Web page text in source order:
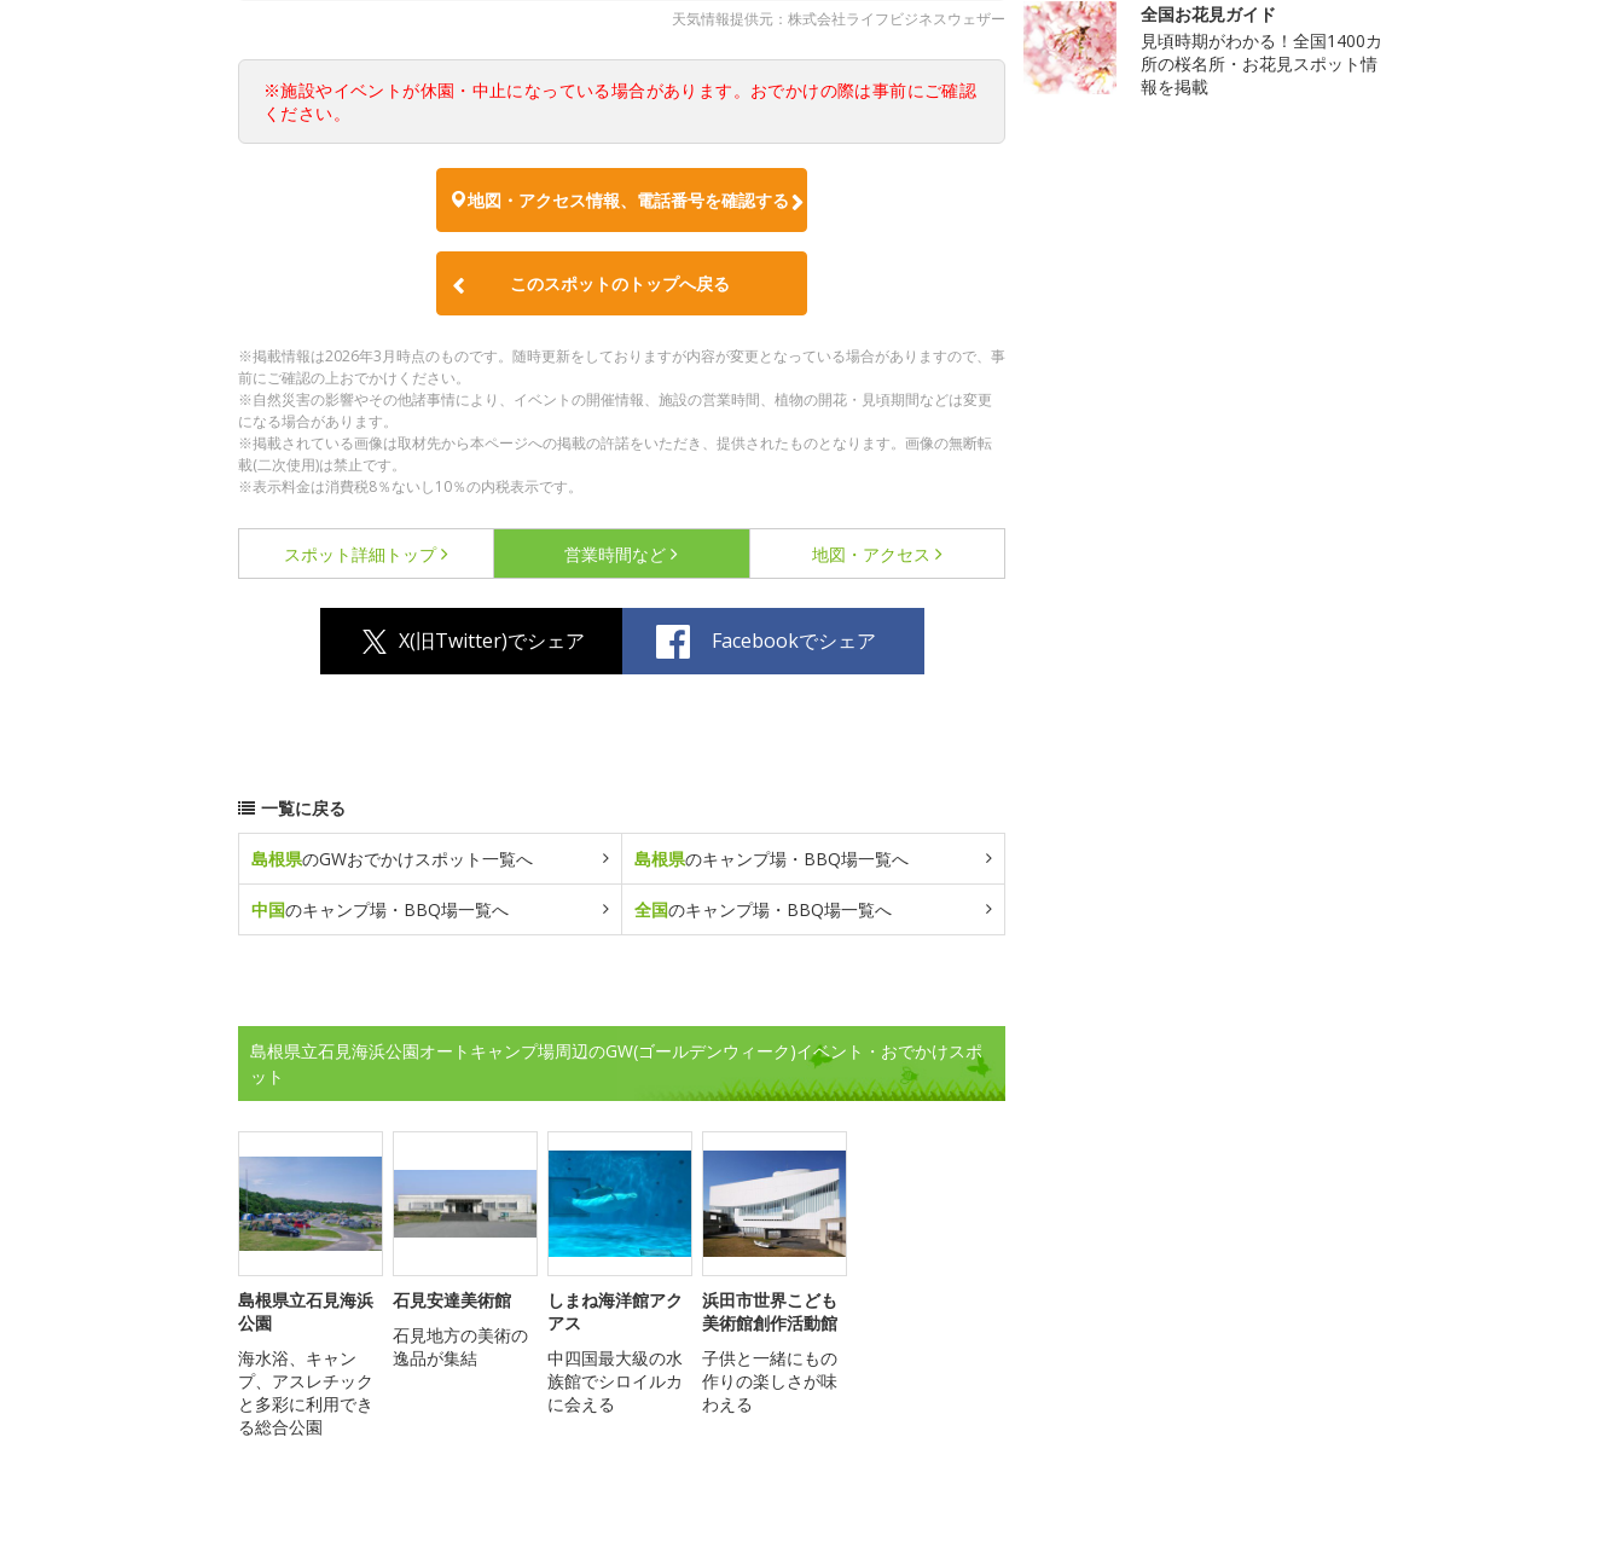
天気情報提供元：株式会社ライフビジネスウェザー
※施設やイベントが休園・中止になっている場合があります。おでかけの際は事前にご確認
ください。
地図・アクセス情報、電話番号を確認する
このスポットのトップへ戻る
※掲載情報は2026年3月時点のものです。随時更新をしておりますが内容が変更となっている場合がありますので、事
前にご確認の上おでかけください。
※自然災害の影響やその他諸事情により、イベントの開催情報、施設の営業時間、植物の開花・見頃期間などは変更
になる場合があります。
※掲載されている画像は取材先から本ページへの掲載の許諾をいただき、提供されたものとなります。画像の無断転
載(二次使用)は禁止です。
※表示料金は消費税8％ないし10％の内税表示です。
スポット詳細 トップ 営業時間など 地図・アクセス
X(旧Twitter)でシェア Facebookでシェア
一覧に戻る
島根県のGWおでかけスポット一覧へ 島根県のキャンプ場・BBQ場一覧へ
中国のキャンプ場・BBQ場一覧へ 全国のキャンプ場・BBQ場一覧へ
島根県立石見海浜公園オートキャンプ場周辺のGW(ゴールデンウィーク)イベント・おでかけスポ
ット
島根県立石見海浜
公園
海水浴、キャン
プ、アスレチック
と多彩に利用でき
る総合公園
石見安達美術館
石見地方の美術の
逸品が集結
しまね海洋館アク
アス
中四国最大級の水
族館でシロイルカ
に会える
浜田市世界こども
美術館創作活動館
子供と一緒にもの
作りの楽しさが味
わえる
全国お花見ガイド
見頃時期がわかる！全国1400カ
所の桜名所・お花見スポット情
報を掲載